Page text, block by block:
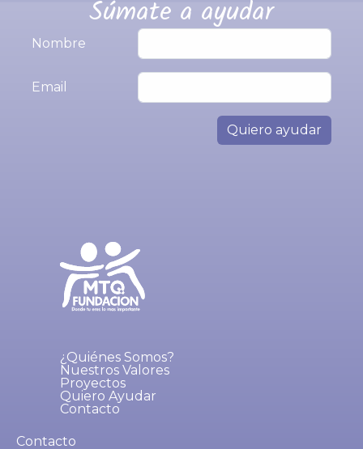
Súmate a ayudar
Nombre
Email
Quiero ayudar
¿Quiénes Somos?
Nuestros Valores
Proyectos
Quiero Ayudar
Contacto
Contacto